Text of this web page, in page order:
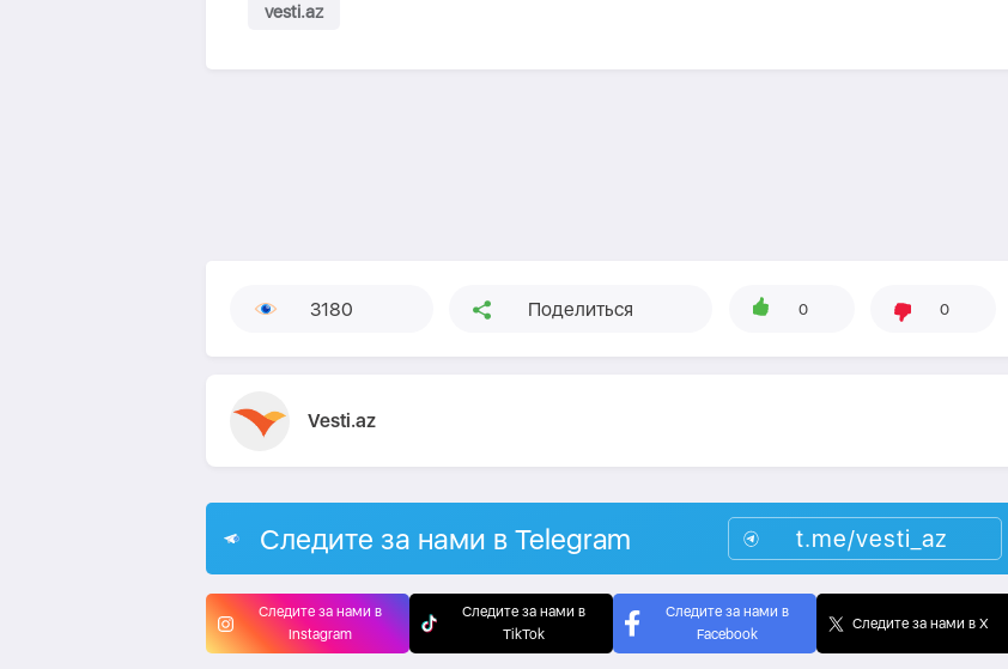
vesti.az
3180 Поделиться 0 0
Vesti.az
Следите за нами в Telegram t.me/vesti_az
Следите за нами в
Instagram
Следите за нами в
TikTok
Следите за нами в
Facebook
Следите за нами в X